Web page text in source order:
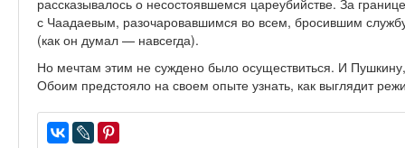
рассказывалось о несостоявшемся цареубийстве. За
с Чаадаевым, разочаровавшимся во всем, бросившим
(как он думал — навсегда).
Но мечтам этим не суждено было осуществиться. И
Обоим предстояло на своем опыте узнать, как выглядит